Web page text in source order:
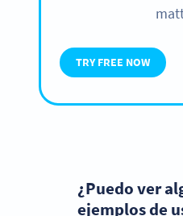
TRY FREE NOW
¿Puedo ver
ejemplos de